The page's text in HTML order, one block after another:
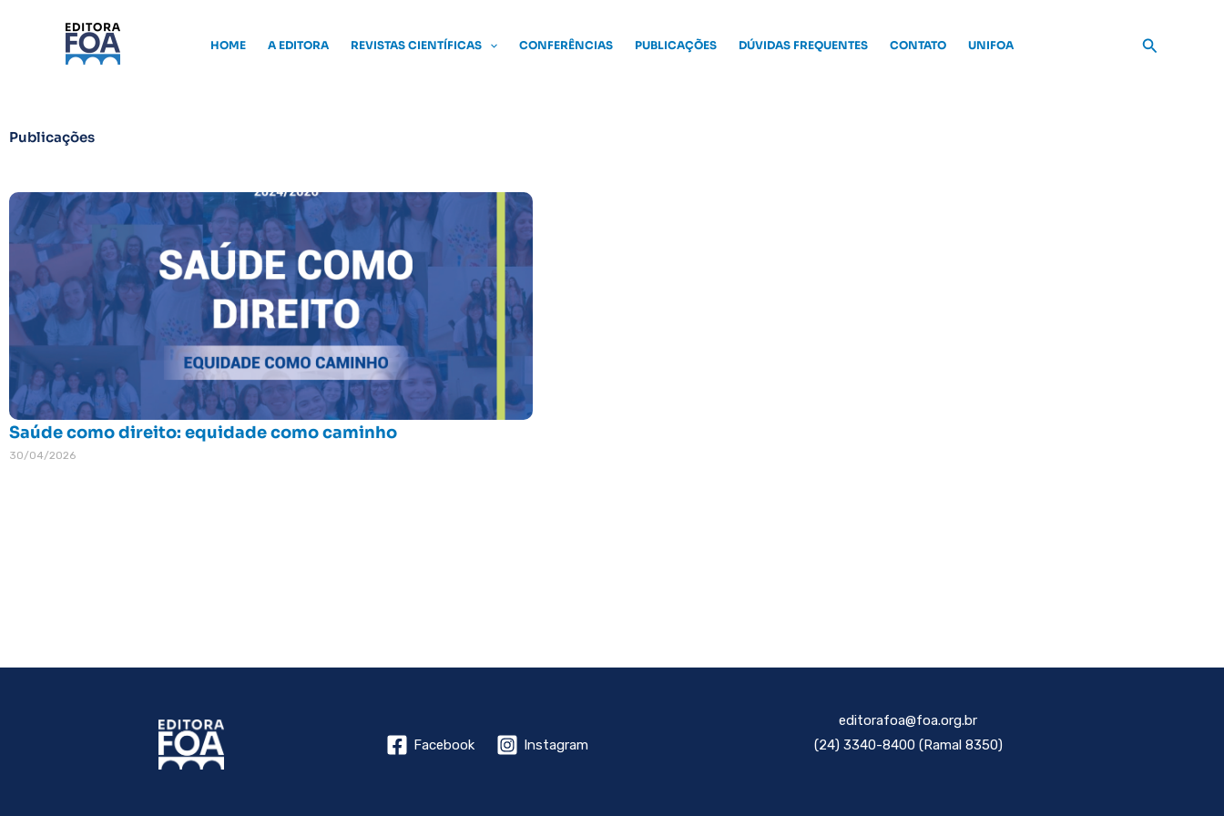
HOME A EDITORA REVISTAS CIENTÍFICAS CONFERÊNCIAS PUBLICAÇÕES DÚVIDAS FREQUENTES CONTATO UNIFOA Pesquisar
Publicações
Saúde como direito: equidade como caminho
30/04/2026
Facebook Instagram
editorafoa@foa.org.br
(24) 3340-8400 (Ramal 8350)